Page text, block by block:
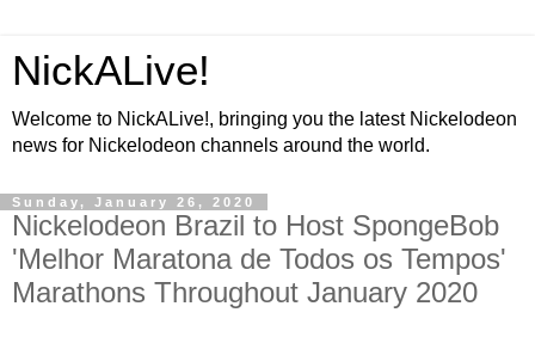
NickALive!
Welcome to NickALive!, bringing you the latest Nickelodeon
news for Nickelodeon channels around the world.
Sunday, January 26, 2020
Nickelodeon Brazil to Host SpongeBob
'Melhor Maratona de Todos os Tempos'
Marathons Throughout January 2020